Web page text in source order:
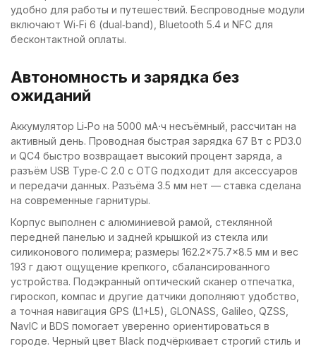
удобно для работы и путешествий. Беспроводные модули
включают Wi‑Fi 6 (dual‑band), Bluetooth 5.4 и NFC для
бесконтактной оплаты.
Автономность и зарядка без
ожиданий
Аккумулятор Li‑Po на 5000 мА⋅ч несъёмный, рассчитан на
активный день. Проводная быстрая зарядка 67 Вт с PD3.0
и QC4 быстро возвращает высокий процент заряда, а
разъём USB Type‑C 2.0 с OTG подходит для аксессуаров
и передачи данных. Разъёма 3.5 мм нет — ставка сделана
на современные гарнитуры.
Корпус выполнен с алюминиевой рамой, стеклянной
передней панелью и задней крышкой из стекла или
силиконового полимера; размеры 162.2×75.7×8.5 мм и вес
193 г дают ощущение крепкого, сбалансированного
устройства. Подэкранный оптический сканер отпечатка,
гироскоп, компас и другие датчики дополняют удобство,
а точная навигация GPS (L1+L5), GLONASS, Galileo, QZSS,
NavIC и BDS помогает уверенно ориентироваться в
городе. Черный цвет Black подчёркивает строгий стиль и